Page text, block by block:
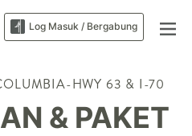
Log Masuk / Bergabung
HWY 63 & I-70
& PAKET